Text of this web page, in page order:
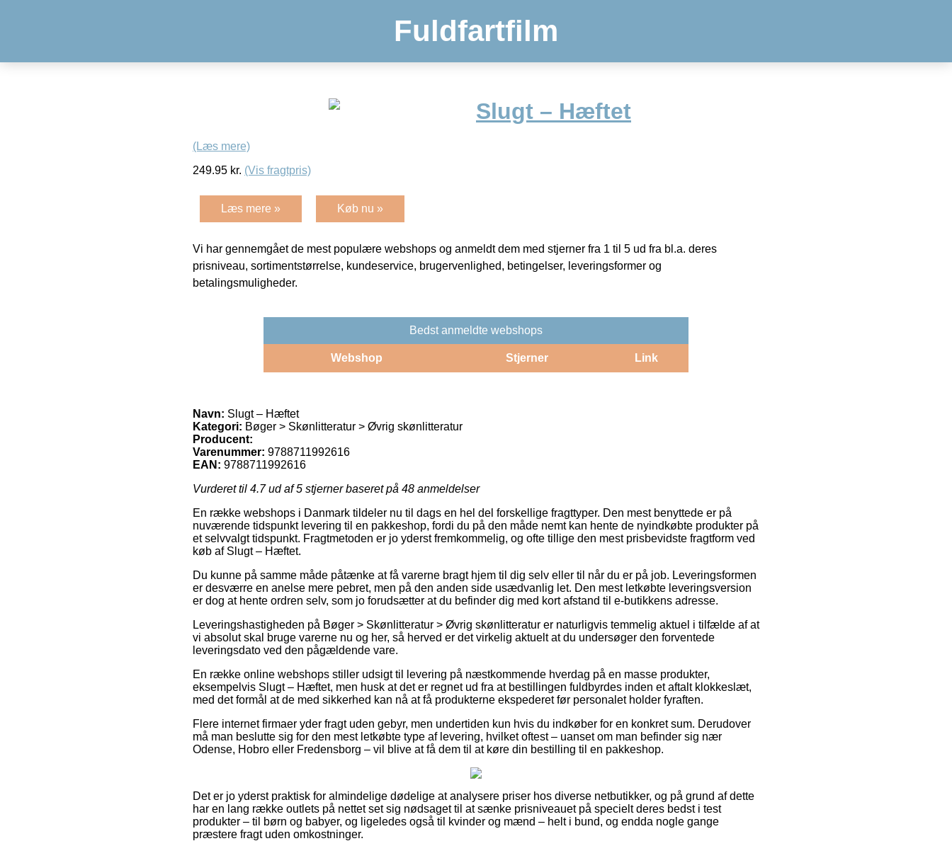
Fuldfartfilm
Slugt – Hæftet
(Læs mere)
249.95 kr. (Vis fragtpris)
Læs mere » Køb nu »
Vi har gennemgået de mest populære webshops og anmeldt dem med stjerner fra 1 til 5 ud fra bl.a. deres
prisniveau, sortimentstørrelse, kundeservice, brugervenlighed, betingelser, leveringsformer og
betalingsmuligheder.
Bedst anmeldte webshops
Webshop Stjerner Link
Navn: Slugt – Hæftet
Kategori: Bøger > Skønlitteratur > Øvrig skønlitteratur
Producent:
Varenummer: 9788711992616
EAN: 9788711992616
Vurderet til 4.7ud af 5 stjerner baseret på 48 anmeldelser
En række webshops i Danmark tildeler nu til dags en hel del forskellige fragttyper. Den mest benyttede er på
nuværende tidspunkt levering til en pakkeshop, fordi du på den måde nemt kan hente de nyindkøbte produkter på
et selvvalgt tidspunkt. Fragtmetoden er jo yderst fremkommelig, og ofte tillige den mest prisbevidste fragtform ved
køb af Slugt – Hæftet.
Du kunne på samme måde påtænke at få varerne bragt hjem til dig selv eller til når du er på job. Leveringsformen
er desværre en anelse mere pebret, men på den anden side usædvanlig let. Den mest letkøbte leveringsversion
er dog at hente ordren selv, som jo forudsætter at du befinder dig med kort afstand til e-butikkens adresse.
Leveringshastigheden på Bøger > Skønlitteratur > Øvrig skønlitteratur er naturligvis temmelig aktuel i tilfælde af at
vi absolut skal bruge varerne nu og her, så herved er det virkelig aktuelt at du undersøger den forventede
leveringsdato ved den pågældende vare.
En række online webshops stiller udsigt til levering på næstkommende hverdag på en masse produkter,
eksempelvis Slugt – Hæftet, men husk at det er regnet ud fra at bestillingen fuldbyrdes inden et aftalt klokkeslæt,
med det formål at de med sikkerhed kan nå at få produkterne ekspederet før personalet holder fyraften.
Flere internet firmaer yder fragt uden gebyr, men undertiden kun hvis du indkøber for en konkret sum. Derudover
må man beslutte sig for den mest letkøbte type af levering, hvilket oftest – uanset om man befinder sig nær
Odense, Hobro eller Fredensborg – vil blive at få dem til at køre din bestilling til en pakkeshop.
Det er jo yderst praktisk for almindelige dødelige at analysere priser hos diverse netbutikker, og på grund af dette
har en lang række outlets på nettet set sig nødsaget til at sænke prisniveauet på specielt deres bedst i test
produkter – til børn og babyer, og ligeledes også til kvinder og mænd – helt i bund, og endda nogle gange
præstere fragt uden omkostninger.